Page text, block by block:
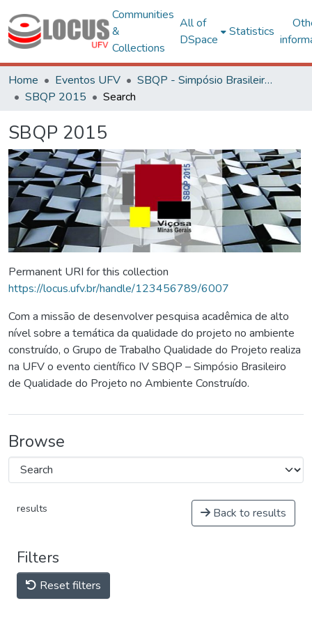
Communities
&
Collections
All of
DSpace
Statistics
Home Eventos UFV
SBQP - Simpósio Brasileiro de Qualidade do Projeto no Ambiente Construído
SBQP 2015
Search
SBQP 2015
Permanent URI for this collection
https://locus.ufv.br/handle/123456789/6007
Com a missão de desenvolver pesquisa acadêmica de alto
nível sobre a temática da qualidade do projeto no ambiente
construído, o Grupo de Trabalho Qualidade do Projeto realiza
na UFV o evento científico IV SBQP – Simpósio Brasileiro
de Qualidade do Projeto no Ambiente Construído.
Browse
results Back to results
Filters
Reset filters